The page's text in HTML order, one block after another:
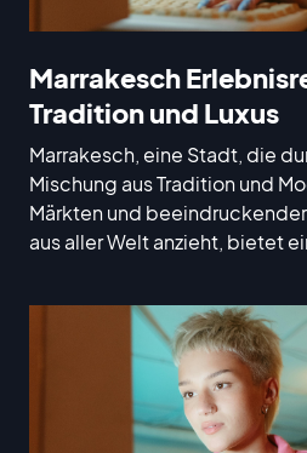
Marrakesch
Tradition und Luxus
Marrakesch, eine Stadt, die
Mischung aus Tradition und
Märkten und
aus aller Welt anzieht, bietet